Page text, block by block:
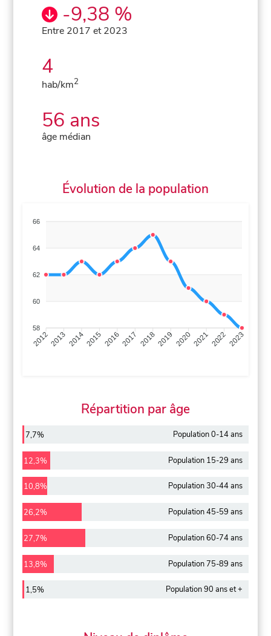
-9,38 %
Entre 2017 et 2023
4
hab/km2
56 ans
âge médian
Évolution de la population
66
64
62
60
58
20122013 20142015 20162017 20182019 20202021 2022 2023
Répartition par âge
7,7% Population 0-14 ans
12,3% Population 15-29 ans
10,8% Population 30-44 ans
26,2% Population 45-59 ans
27,7% Population 60-74 ans
13,8% Population 75-89 ans
1,5% Population 90 ans et +